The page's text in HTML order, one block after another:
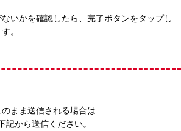
いかを確認したら、完了ボタンをタップし
。
のまま送信される場合は
記から送信ください。